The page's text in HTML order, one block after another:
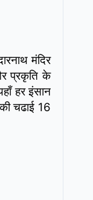
मंदिर
प्रकृति के
हर इंसान
चढाई 16